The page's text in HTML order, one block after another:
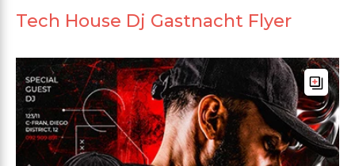
Tech House Dj Gastnacht Flyer